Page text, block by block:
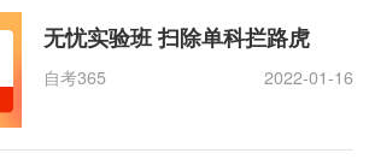
无忧实验班 扫除单科拦路虎
自考365 2022-01-16